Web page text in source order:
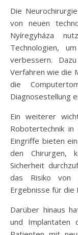
Die
von neuen
Nyíregyháza
Technologien,
verbessern.
Verfahren wie die
die
Diagnosestellung
Ein weiterer
Robotertechnik
Eingriffe bieten
den Chirurgen,
Sicherheit
das Risiko von
Ergebnisse für die
Darüber hinaus
und Implantaten